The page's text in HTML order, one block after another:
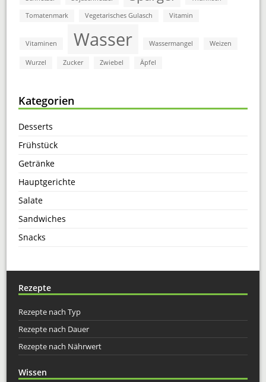
Tomatenmark Vegetarisches Gulasch Vitamin
Vitaminen Wasser Wassermangel Weizen
Wurzel Zucker Zwiebel Äpfel
Kategorien
Desserts
Frühstück
Getränke
Hauptgerichte
Salate
Sandwiches
Snacks
Rezepte
Rezepte nach Typ
Rezepte nach Dauer
Rezepte nach Nährwert
Wissen